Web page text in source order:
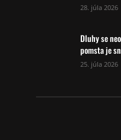
28. júla 2026
Dluhy se
pomsta je
25. júla 2026